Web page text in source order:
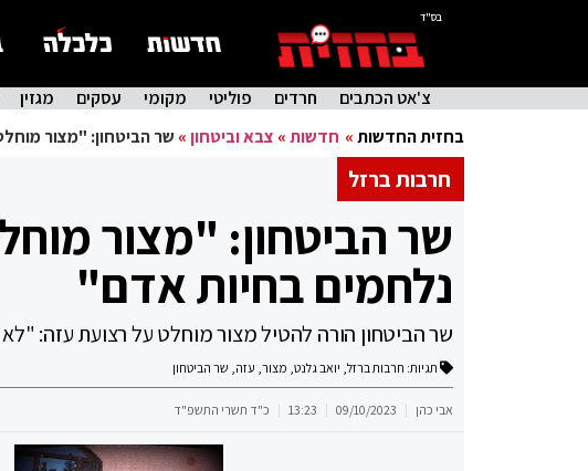
בס"ד
צ'אט הכתבים חרדים פוליטי מקומי עסקים מגזין
בחזית החדשות» חדשות» צבא וביטחון» שר הביטחון: "מצור
חרבות ברזל
שר הביטחון: "מצור
נלחמים בחיות אדם"
שר הביטחון הורה להטיל מצור מוחלט על רצועת עזה:
תגיות: חרבות ברזל, יואב גלנט, מצור, עזה, שר הביטחון
אבי כהן 09/10/2023
13:23 כ"ד תשרי התשפ"ד